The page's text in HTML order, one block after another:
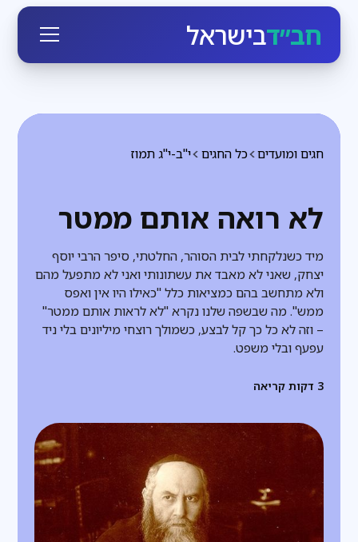
חב״דבישראל
י"ב-י"ג תמוז כל החגים חגים ומועדים
לא רואה אותם ממטר
מיד כשנלקחתי לבית הסוהר, החלטתי, סיפר הרבי יוסף
יצחק, שאני לא מאבד את עשתונותי ואני לא מתפעל מהם
ולא מתחשב בהם כמציאות כלל "כאילו היו אין ואפס
ממש". מה שבשפה שלנו נקרא "לא לראות אותם ממטר"
– וזה לא כל כך קל לבצע, כשמולך רוצחי מיליונים בלי ניד
עפעף ובלי משפט.
3 דקות קריאה